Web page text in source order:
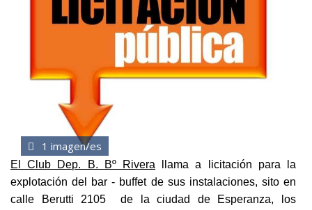
1 imagen/es
El Club Dep. B. Bº Rivera llama a licitación para la
explotación del bar - buffet de sus instalaciones, sito en
calle Berutti 2105 de la ciudad de Esperanza, los